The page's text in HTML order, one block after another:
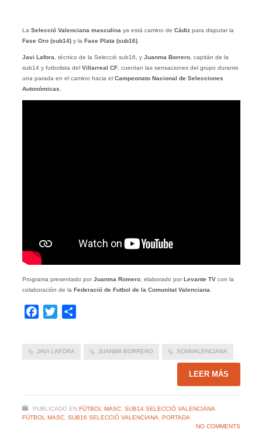
La Selecció Valenciana masculinaya está camino de Cádizpara disputar la
Fase Oro (sub14)y laFase Plata (sub16).
Javi Lafora, técnico de la Selecció sub16, y Juanma Borrero, capitán de la
sub14 y futbolista del Villarreal CF, cuentan las sensaciones del grupo durante
una parada en el camino hacia el Campeonato Nacional de Selecciones
Autonómicas.
Programa presentado porJuanma Romero, elaborado porLevante TV con la
colaboración de la Federació de Futbol de la Comunitat Valenciana.
Facebook
Twitter
JAVI LAFORA JUANMA BORRERO SOMVALENCIANA
LEER MÁS
PUBLICADO EN FÚTBOL MASC. SUB14 SELECCIÓ VALENCIANA
FÚTBOL MASC. SUB16 SELECCIÓ VALENCIANA
PORTADA
NO COMMENTS